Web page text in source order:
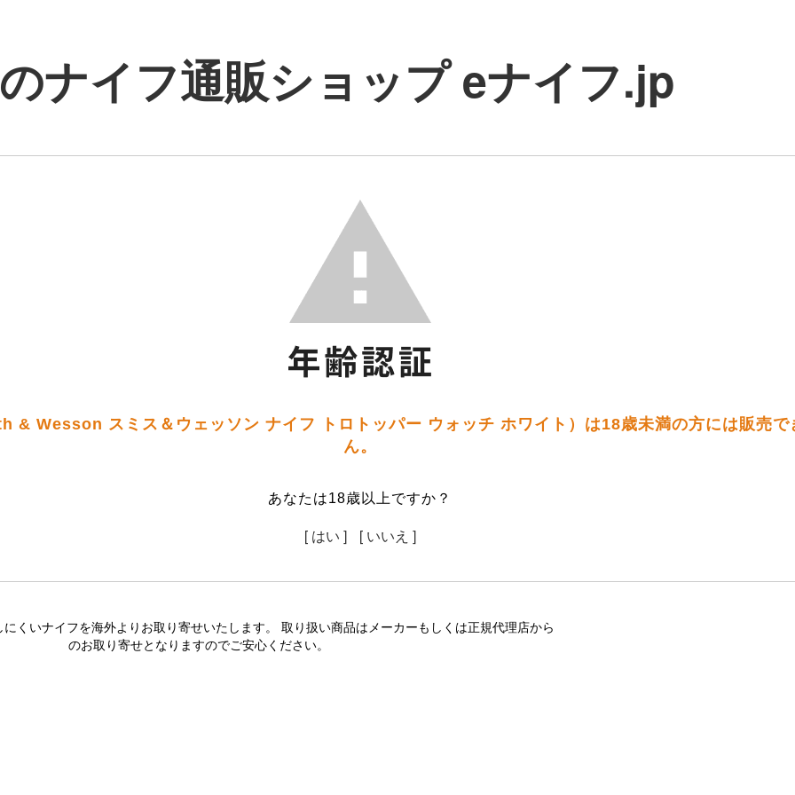
ナイフ通販ショップ eナイフ.jp
& Wesson スミス＆ウェッソン ナイフ トロトッパー ウォッチ ホワイト）は18歳未満の方には販売で
ん。
あなたは18歳以上ですか？
[ はい ] [ いいえ ]
くいナイフを海外よりお取り寄せいたします。 取り扱い商品はメーカーもしくは正規代理店から
のお取り寄せとなりますのでご安心ください。